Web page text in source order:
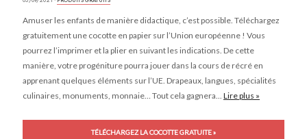
Amuser les enfants de manière didactique, c’est possible. Téléchargez
gratuitement une cocotte en papier sur l’Union européenne ! Vous
pourrez l’imprimer et la plier en suivant les indications. De cette
manière, votre progéniture pourra jouer dans la cours de récré en
apprenant quelques éléments sur l’UE. Drapeaux, langues, spécialités
culinaires, monuments, monnaie… Tout cela gagnera... Lire plus »
TÉLÉCHARGEZ LA COCOTTE GRATUITE »